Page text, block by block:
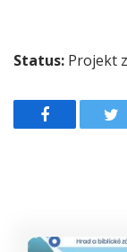
Status: Projekt
Facebook